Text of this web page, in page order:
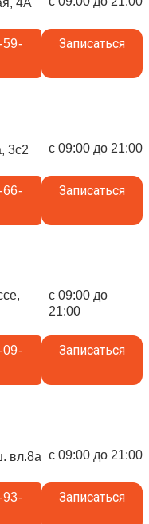
4А
Записаться
3с2 с 09:00 до 21:00
Записаться
с 09:00 до
21:00
Записаться
вл.8а с 09:00 до 21:00
Записаться